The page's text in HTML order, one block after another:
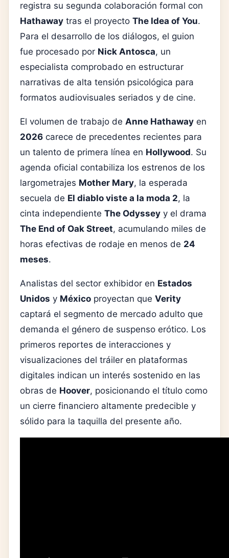
registra su segunda colaboración formal con
Hathaway tras el proyecto The Idea of You.
Para el desarrollo de los diálogos, el guion
fue procesado por Nick Antosca, un
especialista comprobado en estructurar
narrativas de alta tensión psicológica para
formatos audiovisuales seriados y de cine.
El volumen de trabajo de Anne Hathaway en
2026 carece de precedentes recientes para
un talento de primera línea en Hollywood. Su
agenda oficial contabiliza los estrenos de los
largometrajes Mother Mary, la esperada
secuela de El diablo viste a la moda 2, la
cinta independiente The Odyssey y el drama
The End of Oak Street, acumulando miles de
horas efectivas de rodaje en menos de 24
meses.
Analistas del sector exhibidor en Estados
Unidos y México proyectan que Verity
captará el segmento de mercado adulto que
demanda el género de suspenso erótico. Los
primeros reportes de interacciones y
visualizaciones del tráiler en plataformas
digitales indican un interés sostenido en las
obras de Hoover, posicionando el título como
un cierre financiero altamente predecible y
sólido para la taquilla del presente año.